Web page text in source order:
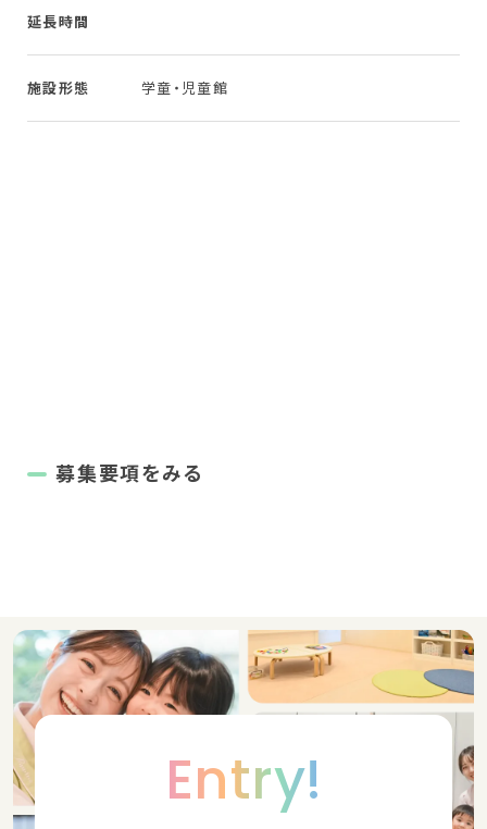
延長時間
施設形態 学童・児童館
募集要項をみる
Entry!